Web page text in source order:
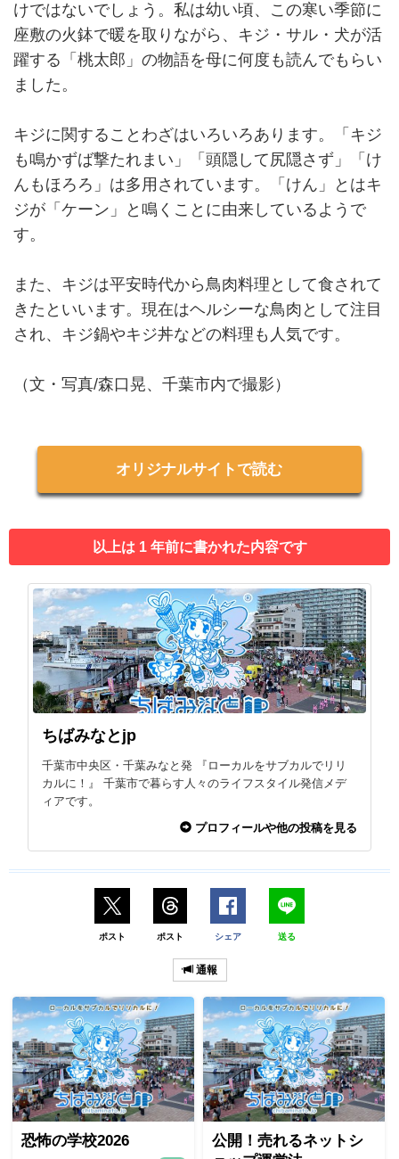
けではないでしょう。私は幼い頃、この寒い季節に
座敷の火鉢で暖を取りながら、キジ・サル・犬が活
躍する「桃太郎」の物語を母に何度も読んでもらい
ました。
キジに関することわざはいろいろあります。「キジ
も鳴かずば撃たれまい」「頭隠して尻隠さず」「け
んもほろろ」は多用されています。「けん」とはキ
ジが「ケーン」と鳴くことに由来しているようで
す。
また、キジは平安時代から鳥肉料理として食されて
きたといいます。現在はヘルシーな鳥肉として注目
され、キジ鍋やキジ丼などの料理も人気です。
（文・写真/森口晃、千葉市内で撮影）
オリジナルサイトで読む
以上は 1 年前に書かれた内容です
ちばみなとjp
千葉市中央区・千葉みなと発 『ローカルをサブカルでリリ
カルに！』 千葉市で暮らす人々のライフスタイル発信メデ
ィアです。
プロフィールや他の投稿を見る
ポスト ポスト シェア 送る
通報
恐怖の学校2026
公開！売れるネットシ